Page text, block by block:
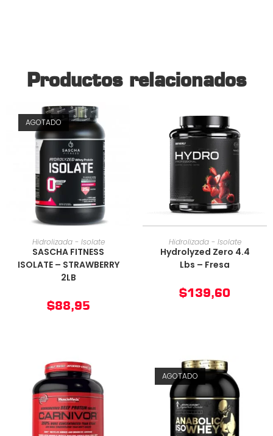
Productos relacionados
AGOTADO
AÑADIR AL CARRITO
Hidrolizada - Isolate
SASCHA FITNESS
ISOLATE – STRAWBERRY
2LB
$88,95
AÑADIR AL CARRITO
Hidrolizada - Isolate
Hydrolyzed Zero 4.4
Lbs – Fresa
$139,60
AGOTADO